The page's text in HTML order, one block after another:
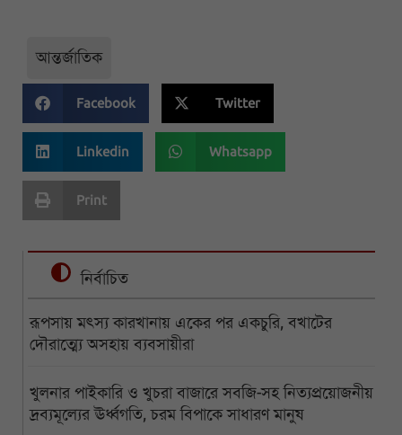
আন্তর্জাতিক
Facebook Twitter
Linkedin Whatsapp
Print
নির্বাচিত
রূপসায় মৎস্য কারখানায় একের পর একচুরি, বখাটের
দৌরাত্ম্যে অসহায় ব্যবসায়ীরা
খুলনার পাইকারি ও খুচরা বাজারে সবজি-সহ নিত্যপ্রয়োজনীয়
দ্রব্যমূল্যের ঊর্ধ্বগতি, চরম বিপাকে সাধারণ মানুষ